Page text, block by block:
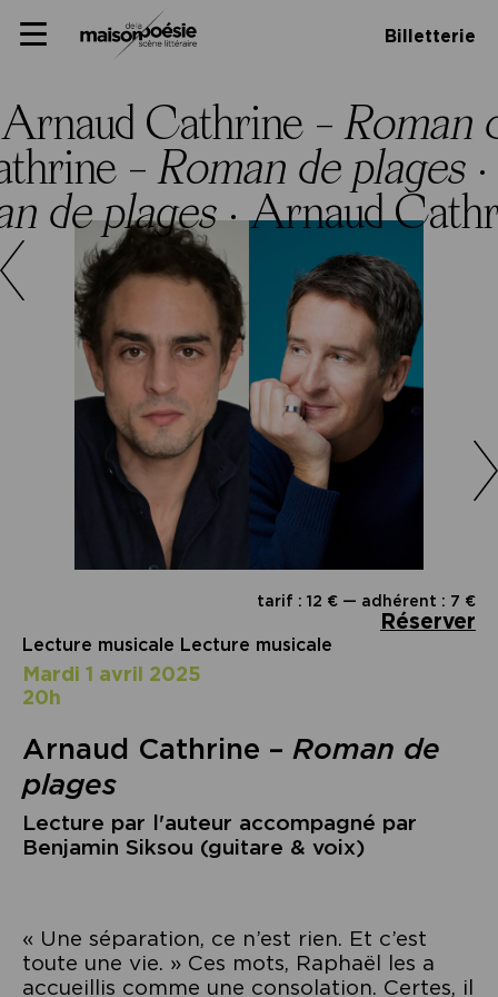
Panneau de gestion des cookies
to
littéraire
Primary
Billetterie
Arnaud Cathrine – Roman
– Roman de plages ·
de plages·Arnaud
tarif : 12 € — adhérent : 7 €
Réserver
Lecture musicale Lecture musicale
mardi 1 avril 2025
20h
Arnaud Cathrine – Roman de
plages
Lecture par l'auteur accompagné par
Benjamin Siksou (guitare & voix)
« Une séparation, ce n’est rien. Et c’est
toute une vie. » Ces mots, Raphaël les a
accueillis comme une consolation. Certes, il